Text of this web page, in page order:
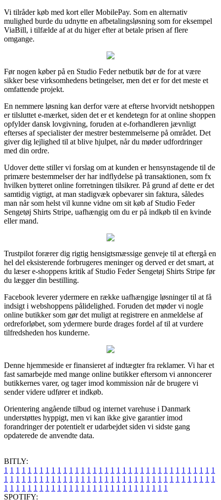
Vi tilråder køb med kort eller MobilePay. Som en alternativ
mulighed burde du udnytte en afbetalingsløsning som for eksempel
ViaBill, i tilfælde af at du higer efter at betale prisen af flere
omgange.
Før nogen køber på en Studio Feder netbutik bør de for at være
sikker bese virksomhedens betingelser, men det er for det meste et
omfattende projekt.
En nemmere løsning kan derfor være at efterse hvorvidt netshoppen
er tilsluttet e-mærket, siden det er et kendetegn for at online shoppen
opfylder dansk lovgivning, foruden at e-forhandleren jævnligt
efterses af specialister der mestrer bestemmelserne på området. Det
giver dig lejlighed til at blive hjulpet, når du møder udfordringer
med din ordre.
Udover dette stiller vi forslag om at kunden er hensynstagende til de
primære bestemmelser der har indflydelse på transaktionen, som fx
hvilken bytteret online forretningen tilsikrer. På grund af dette er det
samtidig vigtigt, at man stadigvæk opbevarer sin faktura, således
man når som helst vil kunne vidne om sit køb af Studio Feder
Sengetøj Shirts Stripe, uafhængig om du er på indkøb til en kvinde
eller mand.
Trustpilot forærer dig rigtig hensigtsmæssige genveje til at eftergå en
hel del eksisterende forbrugeres meninger og derved er det smart, at
du læser e-shoppens kritik af Studio Feder Sengetøj Shirts Stripe før
du lægger din bestilling.
Facebook leverer ydermere en række uafhængige løsninger til at få
indsigt i webshoppens pålidelighed. Foruden det møder vi nogle
online butikker som gør det muligt at registrere en anmeldelse af
ordreforløbet, som ydermere burde drages fordel af til at vurdere
tilfredsheden hos kunderne.
Denne hjemmeside er finansieret af indtægter fra reklamer. Vi har et
fast samarbejde med mange online butikker eftersom vi annoncerer
butikkernes varer, og tager imod kommission når de brugere vi
sender videre udfører et indkøb.
Orientering angående tilbud og internet varehuse i Danmark
understøttes hyppigt, men vi kan ikke give garantier imod
forandringer der potentielt er udarbejdet siden vi sidste gang
opdaterede de anvendte data.
BITLY:
1 1 1 1 1 1 1 1 1 1 1 1 1 1 1 1 1 1 1 1 1 1 1 1 1 1 1 1 1 1 1 1 1 1 1 1
1 1 1 1 1 1 1 1 1 1 1 1 1 1 1 1 1 1 1 1 1 1 1 1 1 1 1 1 1 1 1 1 1 1 1 1
1 1 1 1 1 1 1 1 1 1 1 1 1 1 1 1 1 1 1 1 1 1 1 1 1 1 1 1
SPOTIFY: